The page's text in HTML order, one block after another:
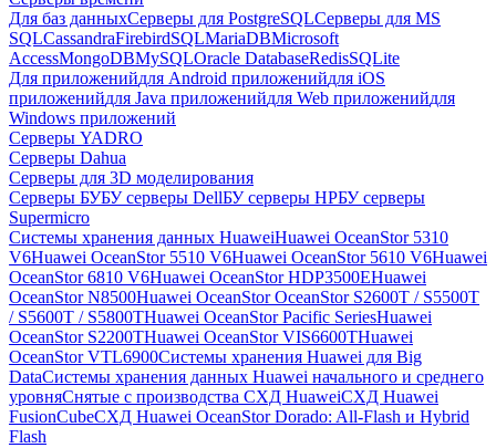
Для баз данныхСерверы для PostgreSQLСерверы для MS
SQLCassandraFirebirdSQLMariaDBMicrosoft
AccessMongoDBMySQLOracle DatabaseRedisSQLite
Для приложенийдля Android приложенийдля iOS
приложенийдля Java приложенийдля Web приложенийдля
Windows приложений
Серверы YADRO
Серверы Dahua
Серверы для 3D моделирования
Серверы БУБУ серверы DellБУ серверы HPБУ серверы
Supermicro
Системы хранения данных HuaweiHuawei OceanStor 5310
V6Huawei OceanStor 5510 V6Huawei OceanStor 5610 V6Huawei
OceanStor 6810 V6Huawei OceanStor HDP3500EHuawei
OceanStor N8500Huawei OceanStor OceanStor S2600T / S5500T
/ S5600T / S5800THuawei OceanStor Pacific SeriesHuawei
OceanStor S2200THuawei OceanStor VIS6600THuawei
OceanStor VTL6900Системы хранения Huawei для Big
DataСистемы хранения данных Huawei начального и среднего
уровняСнятые с производства СХД HuaweiСХД Huawei
FusionCubeСХД Huawei OceanStor Dorado: All-Flash и Hybrid
Flash